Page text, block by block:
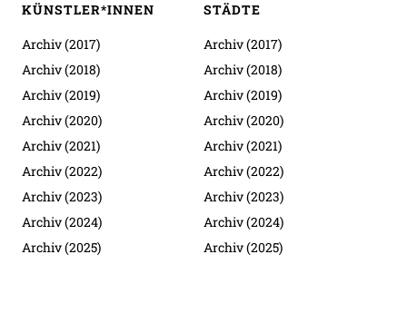
KÜNSTLER*INNEN
Archiv (2017)
Archiv (2018)
Archiv (2019)
Archiv (2020)
Archiv (2021)
Archiv (2022)
Archiv (2023)
Archiv (2024)
Archiv (2025)
STÄDTE
Archiv (2017)
Archiv (2018)
Archiv (2019)
Archiv (2020)
Archiv (2021)
Archiv (2022)
Archiv (2023)
Archiv (2024)
Archiv (2025)